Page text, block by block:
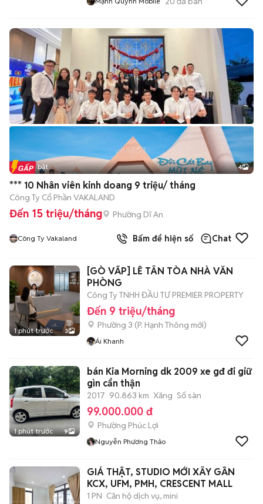
Tin nổi bật 4
*** 10 Nhân viên kinh doang 9 triệu/ tháng
Công Ty Cổ Phần VAKALAND
Đến 15 triệu/tháng Phường Dĩ An
Công Ty Vakaland Bấm để hiện số Chat
1 phút trước 3
[GÒ VẤP] LỄ TÂN TÒA NHÀ VĂN
PHÒNG
Công Ty TNHH ĐẦU TƯ PREMIER PROPERTY
Đến 9 triệu/tháng
Phường 3 (P. Hạnh Thông mới)
Ái Khanh
1 phút trước 9
bán Kia Morning dk 2009 xe gđ đi giữ
gìn cẩn thận
2017 90.863 km Xăng Số sàn
99.000.000 đ
Phường Phúc Lợi
Nguyễn Phương Thảo
GIÁ THẬT, STUDIO MỚI XÂY GẦN
KCX, UFM, PMH, CRESCENT MALL
1 PN Căn hộ dịch vụ, mini